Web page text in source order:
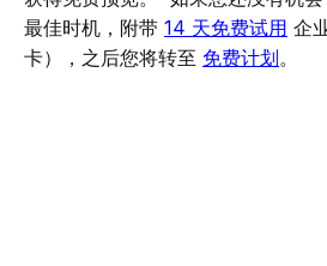
最佳时机，附带 14 天免费试用 企
卡），之后您将转至 免费计划。